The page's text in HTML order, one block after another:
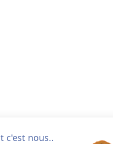
Salut c'est nous..